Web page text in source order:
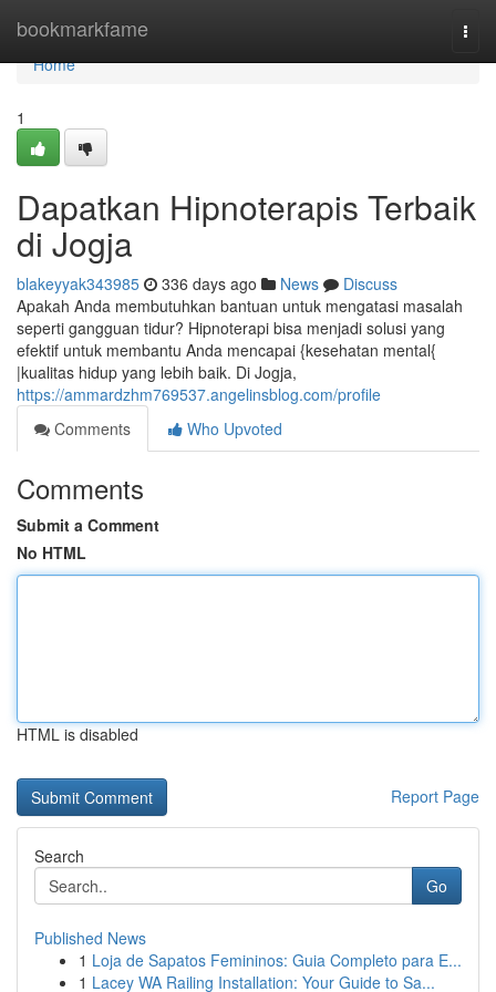
bookmarkfame
Home
Home
1
Dapatkan Hipnoterapis Terbaik
di Jogja
blakeyyak343985 336 days ago News
Discuss
Apakah Anda membutuhkan bantuan untuk mengatasi masalah
seperti gangguan tidur? Hipnoterapi bisa menjadi solusi yang
efektif untuk membantu Anda mencapai {kesehatan mental{
|kualitas hidup yang lebih baik. Di Jogja,
https://ammardzhm769537.angelinsblog.com/profile
Comments
Who Upvoted
Comments
Submit a Comment
No HTML
HTML is disabled
Report Page
Search
Go
Published News
1 Loja de Sapatos Femininos: Guia Completo para E...
1 Lacey WA Railing Installation: Your Guide to Sa...